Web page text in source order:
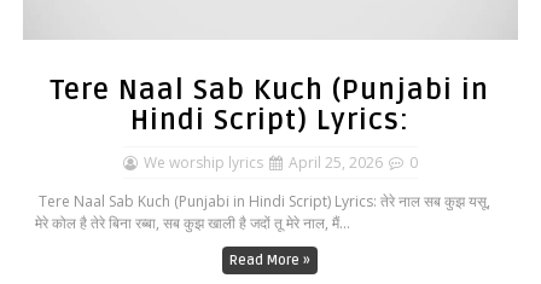
Tere Naal Sab Kuch (Punjabi in
Hindi Script) Lyrics:
We worship lyrics April 25, 2026
0
Tere Naal Sab Kuch (Punjabi in Hindi Script) Lyrics: तेरे नाल सब कुझ यसू,
मेरे कोल है तेरे बिना रब्बा, सब कुझ खाली है जदों तू मेरे नाल, मैं...
Read More »